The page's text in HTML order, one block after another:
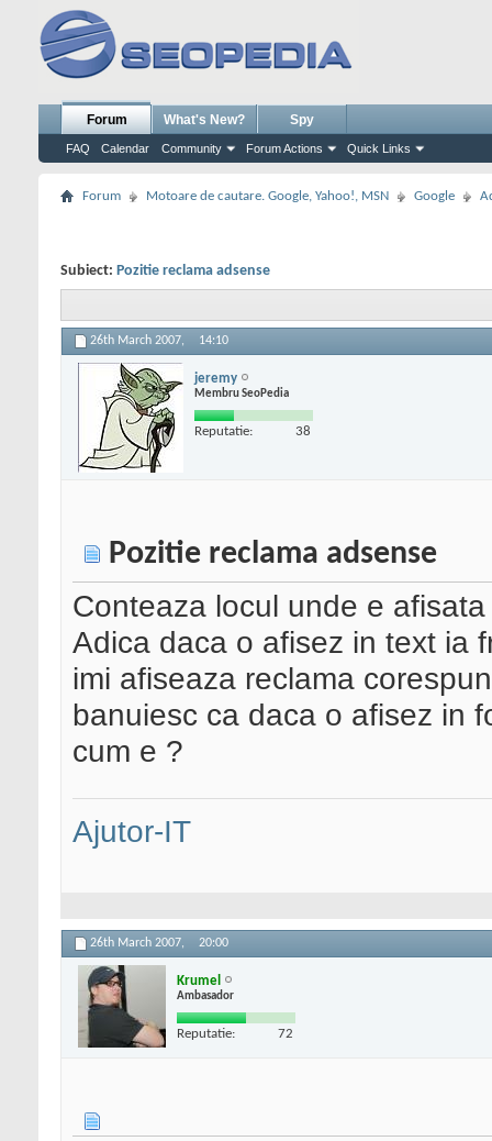
Forum
FAQ Calendar Community Forum Actions Quick Links
What's New? Spy
Forum Motoare de cautare. Google, Yahoo!, MSN Google
Subiect: Pozitie reclama adsense
26th March 2007, 14:10
jeremy
Membru SeoPedia
Reputatie: 38
Pozitie reclama adsense
Conteaza locul unde e
Adica daca o afisez in text ia
imi afiseaza reclama
banuiesc ca daca o afisez in
cum e ?
Ajutor-IT
26th March 2007, 20:00
Krumel
Ambasador
Reputatie: 72